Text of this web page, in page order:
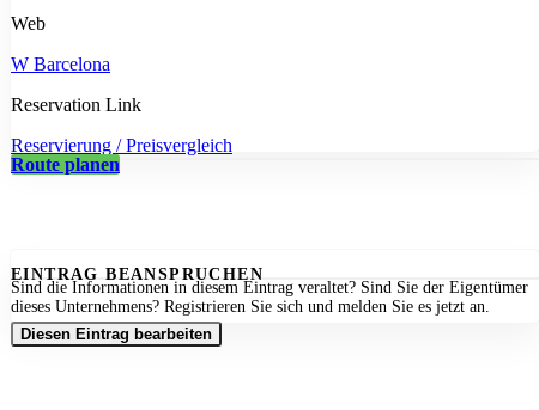
Web
W Barcelona
Reservation Link
Reservierung / Preisvergleich
Route planen
EINTRAG BEANSPRUCHEN
Sind die Informationen in diesem Eintrag veraltet? Sind Sie der Eigentümer
dieses Unternehmens? Registrieren Sie sich und melden Sie es jetzt an.
Diesen Eintrag bearbeiten